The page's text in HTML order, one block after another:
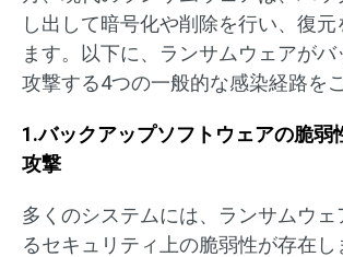
し出して暗号化や削除を行い、復元
ます。以下に、ランサムウェアがバ
攻撃する4つの一般的な感染経路を
1.バックアップソフトウェアの脆弱
攻撃
多くのシステムには、ランサムウェ
るセキュリティ上の脆弱性が存在し